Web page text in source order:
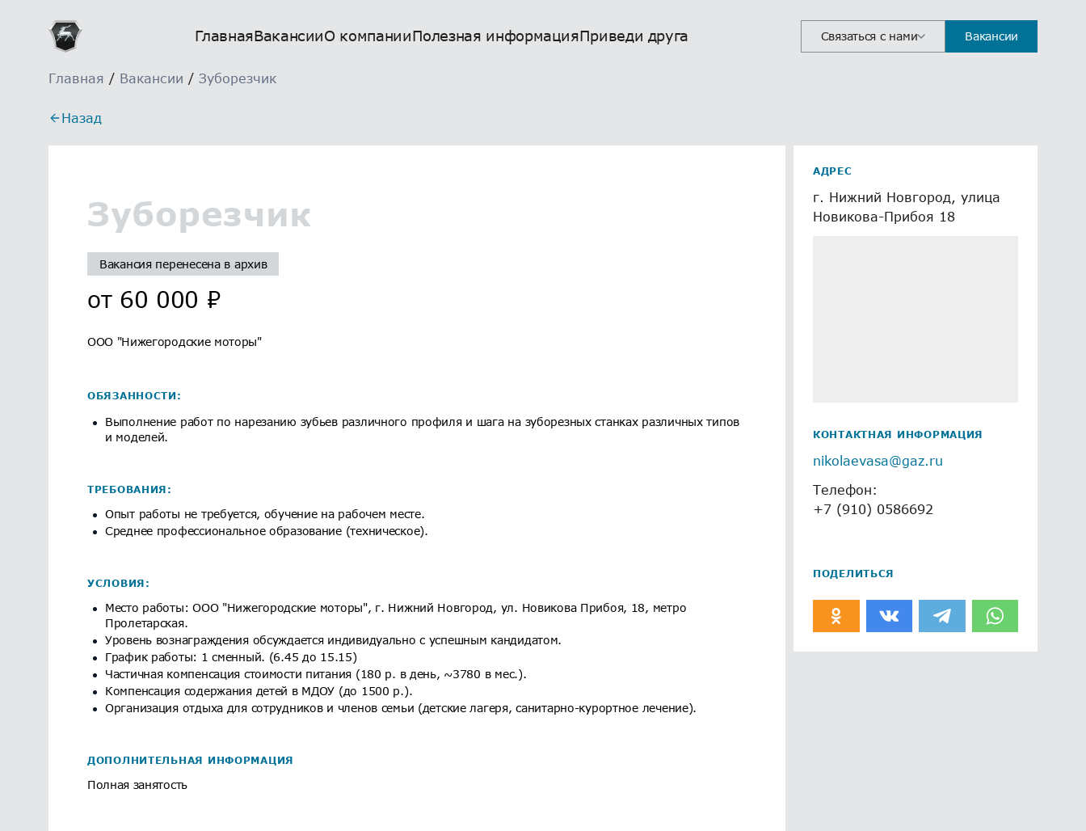
ГлавнаяВакансииО компанииПолезная информацияПриведи друга Связаться с нами Вакансии
Главная / Вакансии / Зуборезчик
Назад
Зуборезчик
Вакансия перенесена в архив
от 60 000 ₽
ООО "Нижегородские моторы"
ОБЯЗАННОСТИ:
Выполнение работ по нарезанию зубьев различного профиля и шага на зуборезных станках различных типов
и моделей.
ТРЕБОВАНИЯ:
Опыт работы не требуется, обучение на рабочем месте.
Среднее профессиональное образование (техническое).
УСЛОВИЯ:
Место работы: ООО "Нижегородские моторы", г. Нижний Новгород, ул. Новикова Прибоя, 18, метро
Пролетарская.
Уровень вознаграждения обсуждается индивидуально с успешным кандидатом.
График работы: 1 сменный. (6.45 до 15.15)
Частичная компенсация стоимости питания (180 р. в день, ~3780 в мес.).
Компенсация содержания детей в МДОУ (до 1500 р.).
Организация отдыха для сотрудников и членов семьи (детские лагеря, санитарно-курортное лечение).
ДОПОЛНИТЕЛЬНАЯ ИНФОРМАЦИЯ
Полная занятость
АДРЕС
г. Нижний Новгород, улица
Новикова-Прибоя 18
КОНТАКТНАЯ ИНФОРМАЦИЯ
nikolaevasa@gaz.ru
Телефон:
+7 (910) 0586692
ПОДЕЛИТЬСЯ